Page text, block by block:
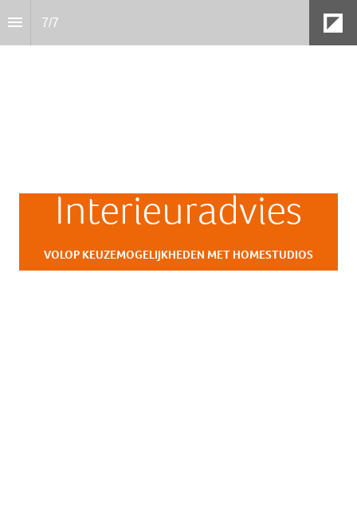
7/7
Interieuradvies
VOLOP KEUZEMOGELIJKHEDEN MET HOMESTUDIOS